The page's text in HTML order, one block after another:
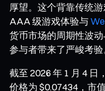
厚望。这个背靠传统
AAA 级游戏体验与
货币市场的周期性波
参与者带来了严峻考验
截至 2026 年 1 月 4 日
价格为 $0.07434，市